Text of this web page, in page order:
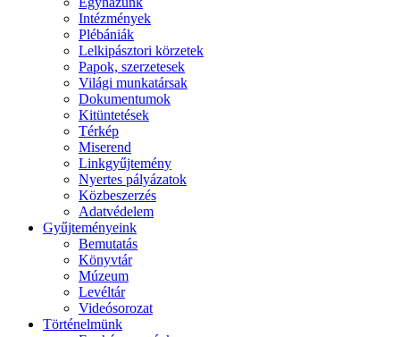
Intézmények
Plébániák
Lelkipásztori körzetek
Papok, szerzetesek
Világi munkatársak
Dokumentumok
Kitüntetések
Térkép
Miserend
Linkgyűjtemény
Nyertes pályázatok
Közbeszerzés
Adatvédelem
Gyűjteményeink
Bemutatás
Könyvtár
Múzeum
Levéltár
Videósorozat
Történelmünk